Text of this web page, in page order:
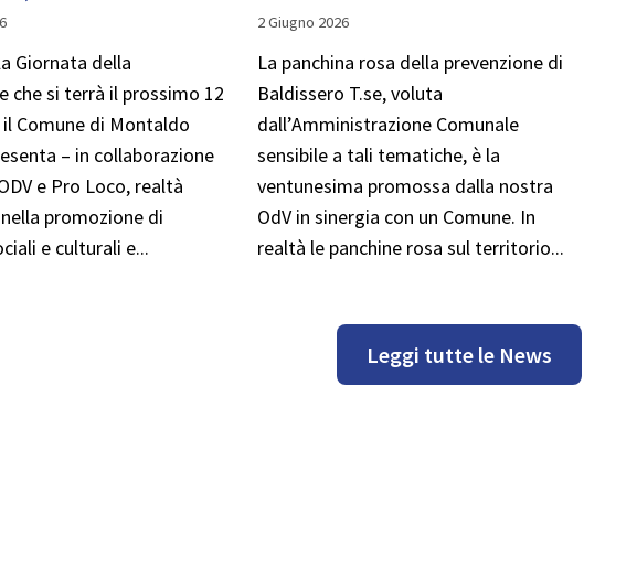
Giornata della
che si terrà il prossimo 12
Comune di Montaldo
– in collaborazione
e Pro Loco, realtà
promozione di
e culturali e...
2 Giugno 2026
La panchina rosa della prevenzione di
Baldissero T.se, voluta
dall’Amministrazione Comunale
sensibile a tali tematiche, è la
ventunesima promossa dalla nostra
OdV in sinergia con un Comune. In
realtà le panchine rosa sul territorio...
Leggi tutte le News